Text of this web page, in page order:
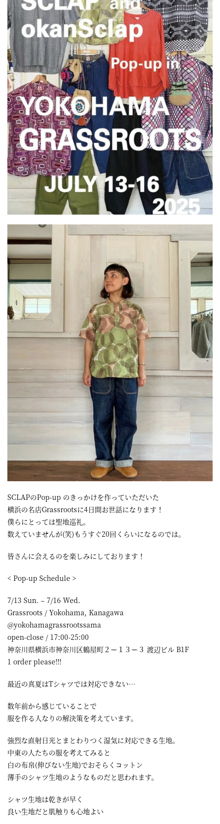
SCLAPのPop-up のきっかけを作っていただいた
横浜の名店Grassrootsに4日間お世話になります！
僕らにとっては聖地巡礼。
数えていませんが(笑)もうすぐ20回くらいになるのでは。
皆さんに会えるのを楽しみにしております！
< Pop-up Schedule >
7/13 Sun. – 7/16 Wed.
Grassroots / Yokohama, Kanagawa
@yokohamagrassrootssama
open-close / 17:00-25:00
神奈川県横浜市神奈川区鶴屋町２ー１３ー３ 渡辺ビル B1F
1 order please!!!
最近の真夏はTシャツでは対応できない…
数年前から感じていることで
服を作る人なりの解決策を考えています。
強烈な直射日光とまとわりつく湿気に対応できる生地。
中東の人たちの服を考えてみると
白の布帛(伸びない生地)でおそらくコットン
薄手のシャツ生地のようなものだと思われます。
シャツ生地は乾きが早く
良い生地だと肌触りも心地よい